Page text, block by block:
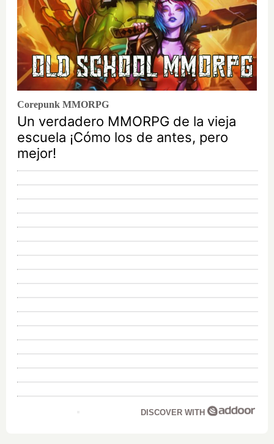
Corepunk MMORPG
Un verdadero MMORPG de la vieja
escuela ¡Cómo los de antes, pero
mejor!
DISCOVER WITH